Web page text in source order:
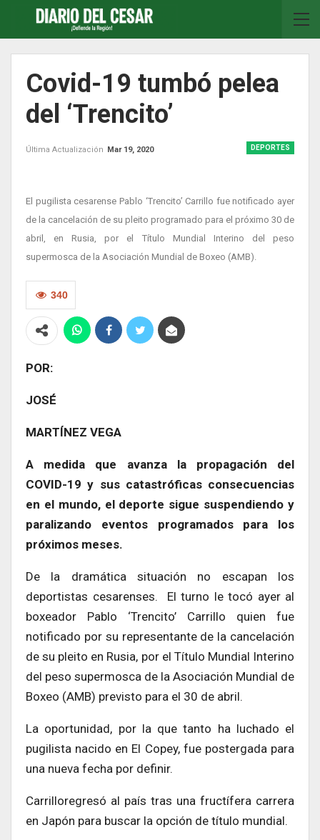
Covid-19 tumbó pelea
del ‘Trencito’
DEPORTES
Última Actualización Mar 19, 2020
El pugilista cesarense Pablo ‘Trencito’ Carrillo fue notificado ayer
de la cancelación de su pleito programado para el próximo 30 de
abril, en Rusia, por el Título Mundial Interino del peso
supermosca de la Asociación Mundial de Boxeo (AMB).
340
POR:
JOSÉ
MARTÍNEZ VEGA
A medida que avanza la propagación del
COVID-19 y sus catastróficas consecuencias
en el mundo, el deporte sigue suspendiendo y
paralizando eventos programados para los
próximos meses.
De la dramática situación no escapan los
deportistas cesarenses. El turno le tocó ayer al
boxeador Pablo ‘Trencito’ Carrillo quien fue
notificado por su representante de la cancelación
de su pleito en Rusia, por el Título Mundial Interino
del peso supermosca de la Asociación Mundial de
Boxeo (AMB) previsto para el 30 de abril.
La oportunidad, por la que tanto ha luchado el
pugilista nacido en El Copey, fue postergada para
una nueva fecha por definir.
Carrilloregresó al país tras una fructífera carrera
en Japón para buscar la opción de título mundial.